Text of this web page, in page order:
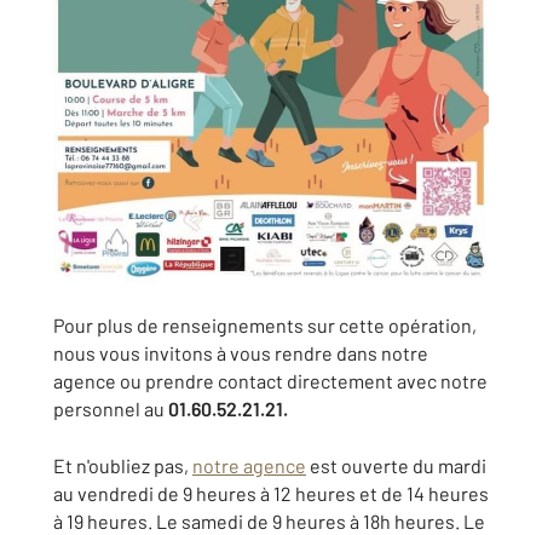
Pour plus de renseignements sur cette opération,
nous vous invitons à vous rendre dans notre
agence ou prendre contact directement avec notre
personnel au 01.60.52.21.21.
Et n'oubliez pas, notre agence est ouverte du mardi
au vendredi de 9 heures à 12 heures et de 14 heures
à 19 heures. Le samedi de 9 heures à 18h heures. Le